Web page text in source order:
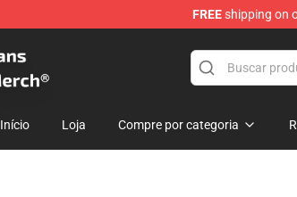
FREEshipping on
Início Loja Compre por categoria